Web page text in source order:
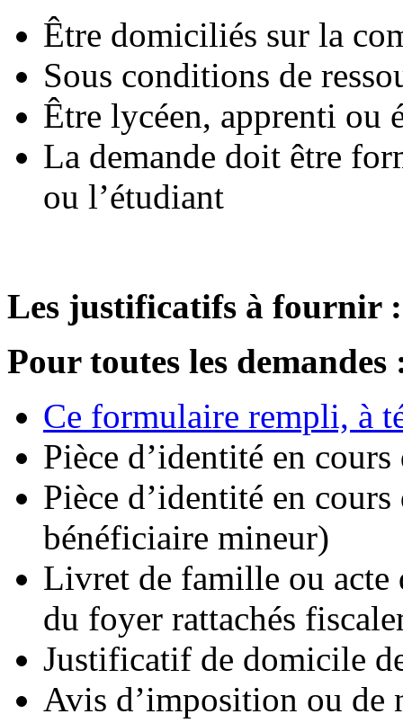
Être domiciliés sur la
Sous conditions de
Être lycéen, apprenti ou
La demande doit être
ou l’étudiant
Les justificatifs à fournir :
Pour toutes les demandes
Ce formulaire rempli, à
Pièce d’identité en
Pièce d’identité en
bénéficiaire mineur)
Livret de famille ou acte
du foyer rattachés
Justificatif de domicile
Avis d’imposition ou